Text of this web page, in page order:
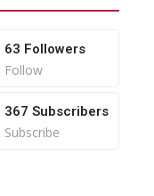
63 Followers
Follow
367 Subscribers
Subscribe